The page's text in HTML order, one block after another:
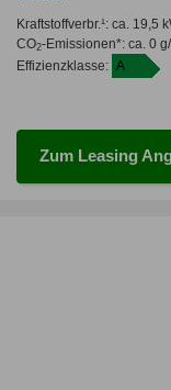
Kraftstoffverbr.¹: ca. 19,5
CO2-Emissionen*: ca. 0
Effizienzklasse: A
Zum Leasing